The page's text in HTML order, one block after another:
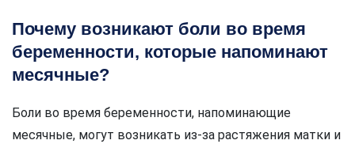
Почему возникают боли во время
беременности, которые напоминают
месячные?
Боли во время беременности, напоминающие
месячные, могут возникать из-за растяжения матки и